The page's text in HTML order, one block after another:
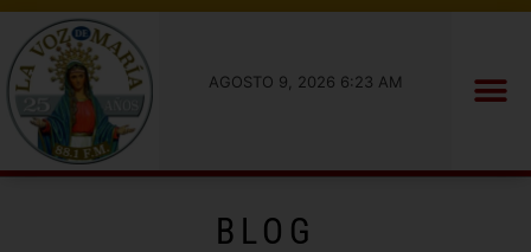
AGOSTO 9, 2026 6:23 AM
BLOG